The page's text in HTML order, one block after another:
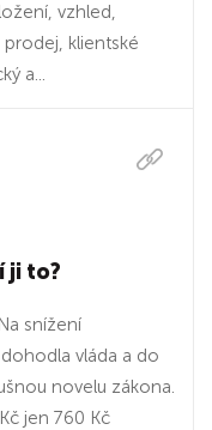
vzhled,
klientské
a...
ji to?
snížení
vláda a do
novelu zákona.
jen 760 Kč